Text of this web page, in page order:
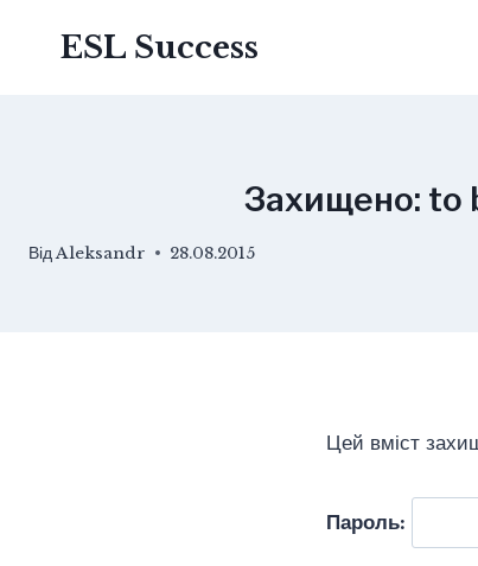
ESL Success
Захищено: to
ВідAleksandr 28.08.2015
Цей вміст
Пароль: